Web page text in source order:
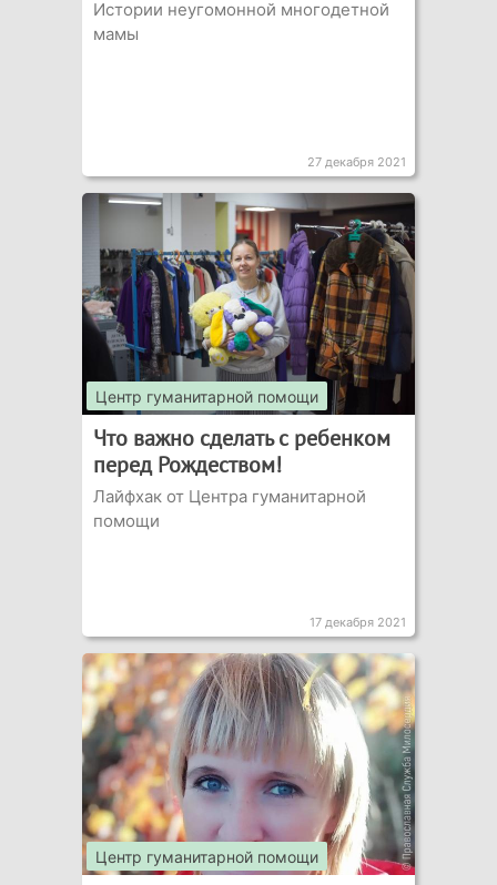
Истории неугомонной многодетной
мамы
27 декабря 2021
Центр гуманитарной помощи
Что важно сделать с ребенком
перед Рождеством!
Лайфхак от Центра гуманитарной
помощи
17 декабря 2021
Центр гуманитарной помощи